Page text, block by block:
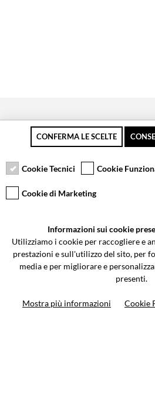
Pagamento sicuro
Resi gratuiti fino
Via Galileo Galilei 5 | Verano
0362-805407-
CONFERMA LE SCELTE
Cookie Tecnici Cookie
Cookie di Marketing
Informazioni sui cookie
Utilizziamo i cookie per raccogliere e
prestazioni e sull'utilizzo del sito, per
media e per migliorare e
presenti.
Mostra più informazioni Cookie